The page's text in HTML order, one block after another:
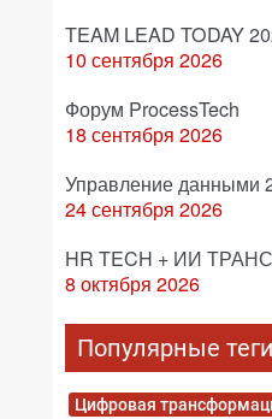
TEAM LEAD TODAY
10 сентября 2026
Форум ProcessTech
18 сентября 2026
Управление данными
24 сентября 2026
HR TECH + ИИ
8 октября 2026
Популярные теги
Цифровая